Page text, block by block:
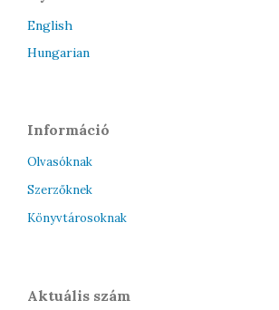
English
Hungarian
Információ
Olvasóknak
Szerzőknek
Könyvtárosoknak
Aktuális szám